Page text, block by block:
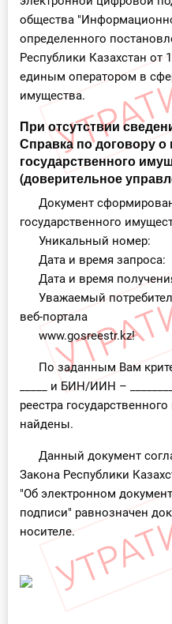
общества
определенного
Республики Казахстан от
единым оператором в
имущества.
При отсутствии
Справка по договору о
государственного
(доверительное
Документ
государственного
Уникальный номер:
Дата и время запроса:
Дата и время
Уважаемый
веб-портала
www.gosreestr.kz!
По заданным Вам
_____ и БИН/ИИН –
реестра
найдены.
Данный документ
Закона Республики
"Об электронном
подписи" равнозначен
носителе.